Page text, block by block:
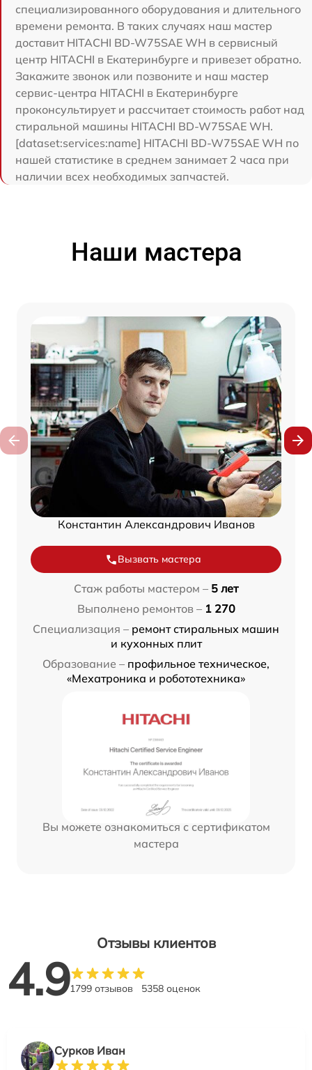
специализированного оборудования и длительного
времени ремонта. В таких случаях наш мастер
доставит HITACHI BD-W75SAE WH в сервисный
центр HITACHI в Екатеринбурге и привезет обратно.
Закажите звонок или позвоните и наш мастер
сервис-центра HITACHI в Екатеринбурге
проконсультирует и рассчитает стоимость работ над
стиральной машины HITACHI BD-W75SAE WH.
[dataset:services:name] HITACHI BD-W75SAE WH по
нашей статистике в среднем занимает 2 часа при
наличии всех необходимых запчастей.
Наши мастера
Константин Александрович Иванов
Вызвать мастера
Стаж работы мастером – 5 лет
Выполнено ремонтов – 1 270
Специализация – ремонт стиральных машин
и кухонных плит
Образование – профильное техническое,
«Мехатроника и робототехника»
Вы можете ознакомиться с сертификатом
мастера
Отзывы клиентов
4.91799 отзывов 5358 оценок
Сурков Иван